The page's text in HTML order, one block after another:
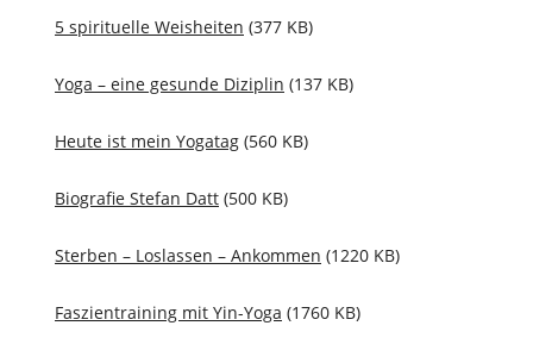
5 spirituelle Weisheiten (377 KB)
Yoga – eine gesunde Diziplin (137 KB)
Heute ist mein Yogatag (560 KB)
Biografie Stefan Datt (500 KB)
Sterben – Loslassen – Ankommen (1220 KB)
Faszientraining mit Yin-Yoga (1760 KB)